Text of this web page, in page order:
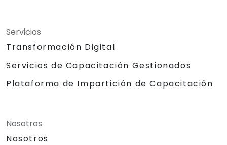
Servicios
Transformación Digital
Servicios de Capacitación Gestionados
Plataforma de Impartición de Capacitación
Nosotros
Nosotros